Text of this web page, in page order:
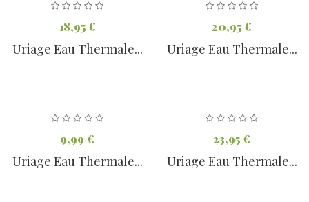
18,95 €
Uriage Eau Thermale...
20,95 €
Uriage Eau Thermale...
9,99 €
Uriage Eau Thermale...
23,95 €
Uriage Eau Thermale...